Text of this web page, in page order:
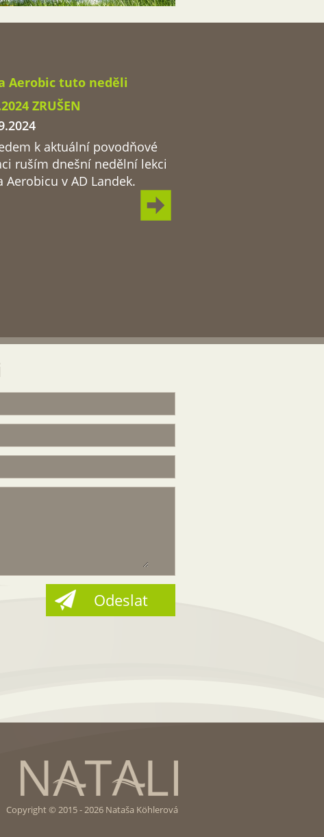
Aerobic tuto neděli
ZRUŠEN
k aktuální povodňové
ruším dnešní nedělní lekci
Aerobicu v AD Landek.
Copyright © 2015 - 2026 Nataša Köhlerová